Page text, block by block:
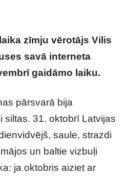
zīmju vērotājs Vilis
savā interneta
gaidāmo laiku.
pārsvarā bija
siltas. 31. oktobrī Latvijas
saule, strazdi
un baltie vizbuļi
ja oktobris aiziet ar